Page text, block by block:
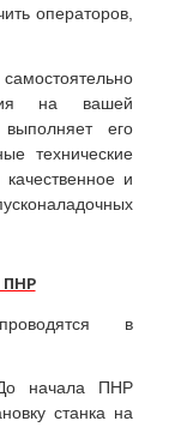
операторов,
на вашей
его
технические
и
ПНР
в
начала ПНР
станка на